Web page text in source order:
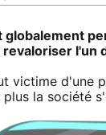
globalement
l'un
victime d'une
plus la société